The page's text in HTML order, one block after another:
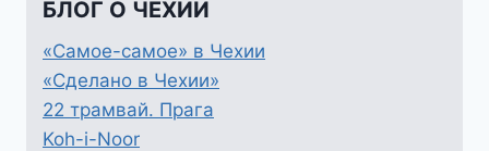
БЛОГ О ЧЕХИИ
«Самое-самое» в Чехии
«Сделано в Чехии»
22 трамвай. Прага
Koh-i-Noor